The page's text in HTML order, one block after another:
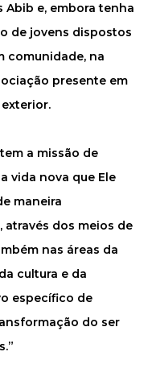
e, embora tenha
de jovens dispostos
comunidade, na
presente em
a missão de
vida nova que Ele
maneira
através dos meios de
nas áreas da
cultura e da
específico de
do ser